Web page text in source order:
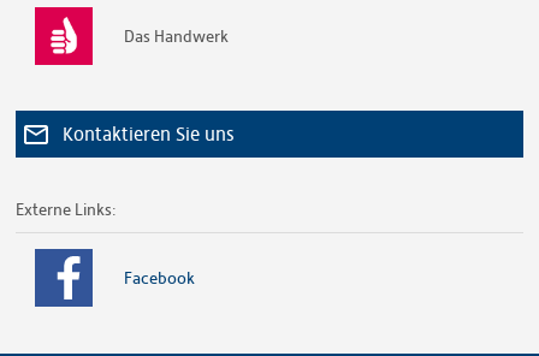
Das Handwerk
Kontaktieren Sie uns
Externe Links:
Facebook